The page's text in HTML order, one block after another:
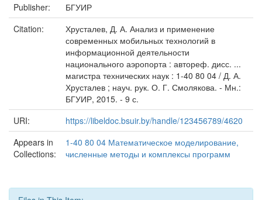
Publisher:
БГУИР
Citation:
Хрусталев, Д. А. Анализ и применение
современных мобильных технологий в
информационной деятельности
национального аэропорта : автореф. дисс. ...
магистра технических наук : 1-40 80 04 / Д. А.
Хрусталев ; науч. рук. О. Г. Смолякова. - Мн.:
БГУИР, 2015. - 9 с.
URI:
https://libeldoc.bsuir.by/handle/123456789/4620
Appears in
Collections:
1-40 80 04 Математическое моделирование,
численные методы и комплексы программ